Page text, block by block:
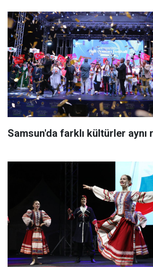
Samsun'da farklı kültürler aynı